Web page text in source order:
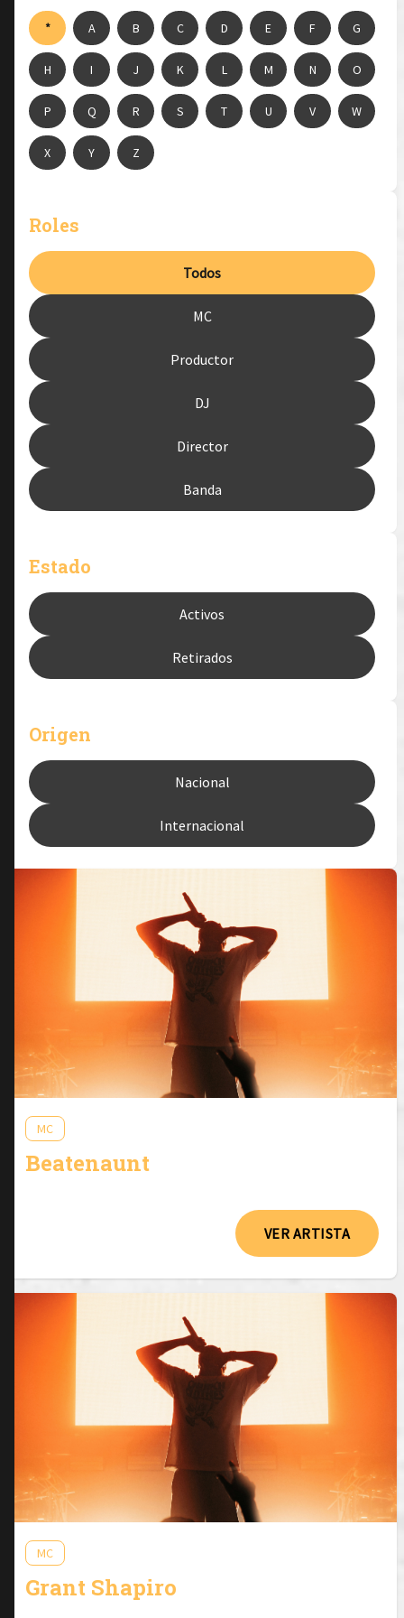
* A B C D E F G
H I J K L M N O
P Q R S T U V W
X Y Z
Roles
Todos
MC
Productor
DJ
Director
Banda
Estado
Activos
Retirados
Origen
Nacional
Internacional
MC
Beatenaunt
VER ARTISTA
MC
Grant Shapiro